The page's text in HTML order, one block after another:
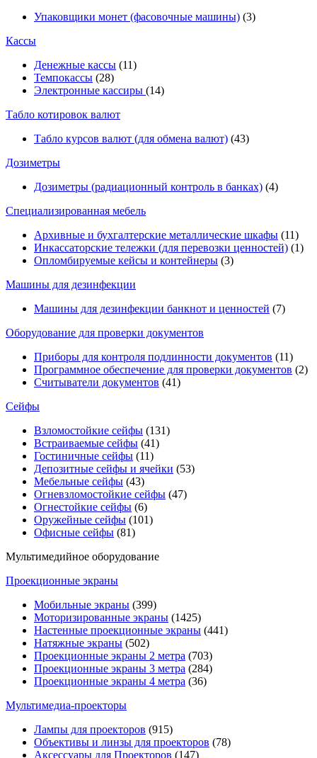
Упаковщики монет (фасовочные машины) (3)
Кассы
Денежные кассы (11)
Темпокассы (28)
Электронные кассиры (14)
Табло котировок валют
Табло курсов валют (для обмена валют) (43)
Дозиметры
Дозиметры (радиационный контроль в банках) (4)
Специализированная мебель
Архивные и бухгалтерские металлические шкафы (11)
Инкассаторские тележки (для перевозки ценностей) (1)
Опломбируемые кейсы и контейнеры (3)
Машины для дезинфекции
Машины для дезинфекции банкнот и ценностей (7)
Оборудование для проверки документов
Приборы для контроля подлинности документов (11)
Программное обеспечение для проверки документов (2)
Считыватели документов (41)
Сейфы
Взломостойкие сейфы (131)
Встраиваемые сейфы (41)
Гостиничные сейфы (11)
Депозитные сейфы и ячейки (53)
Мебельные сейфы (43)
Огневзломостойкие сейфы (47)
Огнестойкие сейфы (6)
Оружейные сейфы (101)
Офисные сейфы (81)
Мультимедийное оборудование
Проекционные экраны
Мобильные экраны (399)
Моторизированные экраны (1425)
Настенные проекционные экраны (441)
Натяжные экраны (502)
Проекционные экраны 2 метра (703)
Проекционные экраны 3 метра (284)
Проекционные экраны 4 метра (36)
Мультимедиa-проекторы
Лампы для проекторов (915)
Объективы и линзы для проекторов (78)
Аксессуары для Проекторов (147)